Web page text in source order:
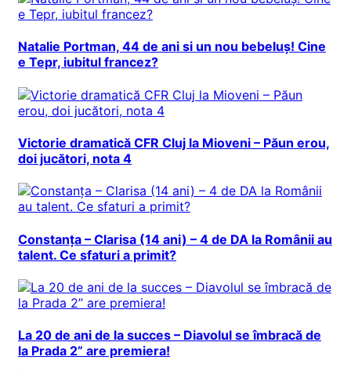
Natalie Portman, 44 de ani si un nou bebeluș! Cine
e Tepr, iubitul francez?
Victorie dramatică CFR Cluj la Mioveni – Păun erou,
doi jucători, nota 4
Constanța – Clarisa (14 ani) – 4 de DA la Românii au
talent. Ce sfaturi a primit?
La 20 de ani de la succes – Diavolul se îmbracă de
la Prada 2” are premiera!